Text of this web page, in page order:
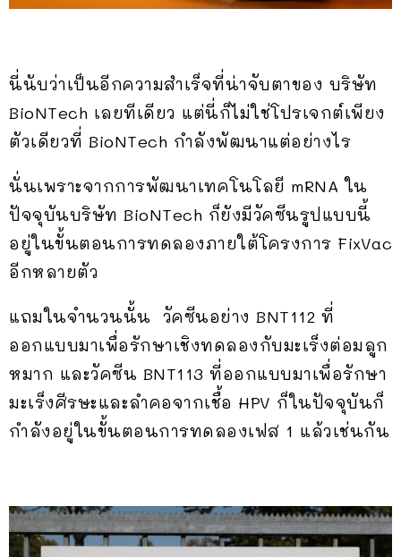
นี่นับว่าเป็นอีกความสำเร็จที่น่าจับตาของ บริษัท
BioNTech เลยทีเดียว แต่นี่ก็ไม่ใช่โปรเจกต์เพียง
ตัวเดียวที่ BioNTech กำลังพัฒนาแต่อย่างไร
นั่นเพราะจากการพัฒนาเทคโนโลยี mRNA ใน
ปัจจุบันบริษัท BioNTech ก็ยังมีวัคซีนรูปแบบนี้
อยู่ในขั้นตอนการทดลองภายใต้โครงการ FixVac
อีกหลายตัว
แถมในจำนวนนั้น วัคซีนอย่าง BNT112 ที่
ออกแบบมาเพื่อรักษาเชิงทดลองกับมะเร็งต่อมลูก
หมาก และวัคซีน BNT113 ที่ออกแบบมาเพื่อรักษา
มะเร็งศีรษะและลำคอจากเชื้อ HPV ก็ในปัจจุบันก็
กำลังอยู่ในขั้นตอนการทดลองเฟส 1 แล้วเช่นกัน